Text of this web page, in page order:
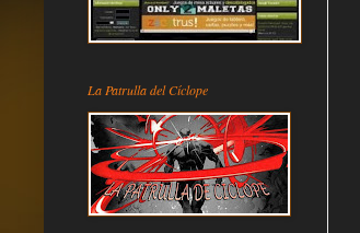
La Patrulla del Cíclope